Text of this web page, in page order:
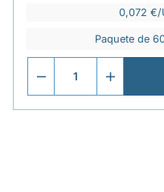
0,072 €/
Paquete de